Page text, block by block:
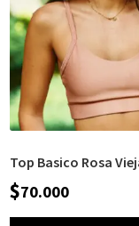
Top Basico Rosa
$70.000